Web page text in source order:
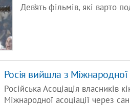
Дев’ять фільмів, які варто
Росія вийшла з Міжнародної
Російська Асоціація власників
Міжнародної асоціації через